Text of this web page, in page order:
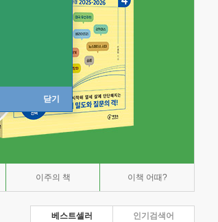
닫기
이주의 책 이책 어때?
베스트셀러 인기검색어